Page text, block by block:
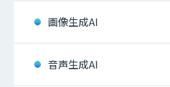
画像生成AI
音声生成AI